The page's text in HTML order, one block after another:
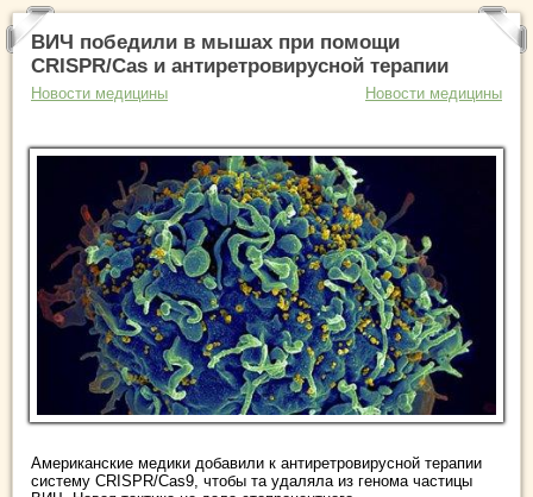
ВИЧ победили в мышах при помощи
CRISPR/Cas и антиретровирусной терапии
Новости медицины Новости медицины
Американские медики добавили к антиретровирусной терапии
систему CRISPR/Cas9, чтобы та удаляла из генома частицы